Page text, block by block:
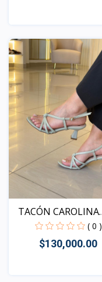
Vista
TACÓN CAROLINA
VERDE
( 0 )
$130,000.00